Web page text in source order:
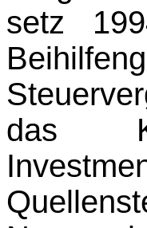
setz
das